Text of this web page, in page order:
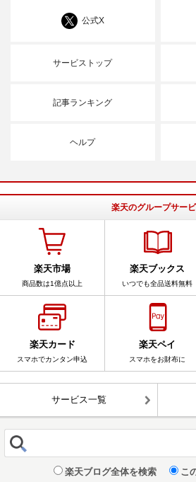
公式X
サービストップ
記事ランキング
ヘルプ
楽天のグループサー
楽天市場
商品数は1億点以上
楽天ブックス
いつでも全品送料無料
楽天カード
スマホでカンタン申込
楽天ペイ
スマホをお財布に
サービス一覧
楽天ブログ全体を検索 こ